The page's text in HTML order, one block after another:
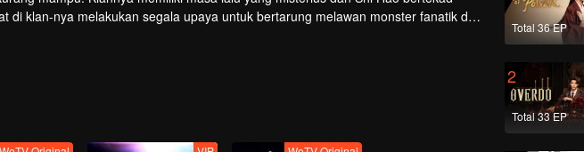
135
137
di klan-nya melakukan segala upaya untuk bertarung melawan monster fanatik dan
kultivasi Shi Hao membawanya ke negeri-negeri tak dikenal dan menentukan
Total 36 EP
2
Total 33 EP